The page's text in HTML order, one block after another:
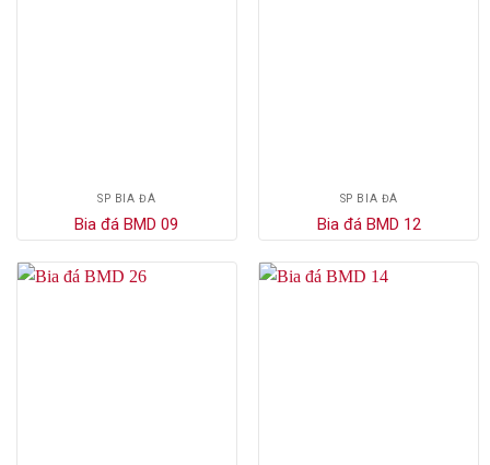
SP BIA ĐÁ
Bia đá BMD 09
SP BIA ĐÁ
Bia đá BMD 12